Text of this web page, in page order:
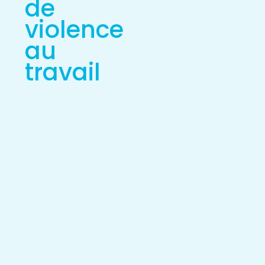
de
violence
au
travail